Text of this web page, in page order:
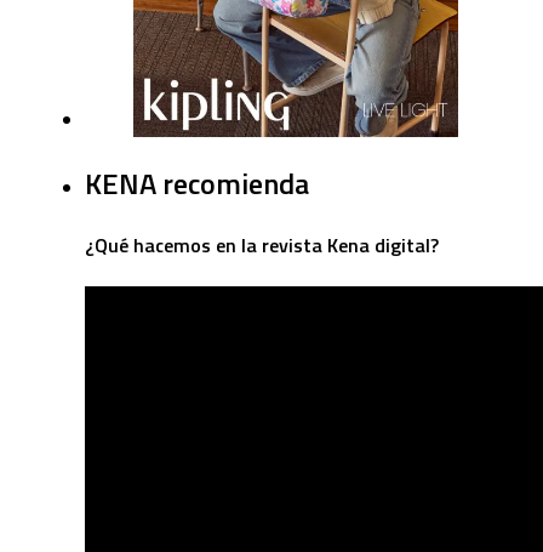
KENA recomienda
¿Qué hacemos en la revista Kena digital?